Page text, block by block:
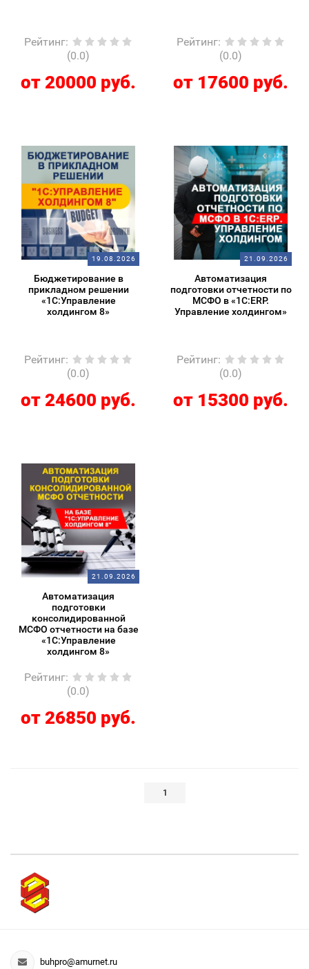
Рейтинг:
(0.0)
от 20000 руб.
Рейтинг:
(0.0)
от 17600 руб.
19.08.2026
Бюджетирование в
прикладном решении
«1С:Управление
холдингом 8»
Рейтинг:
(0.0)
от 24600 руб.
21.09.2026
Автоматизация
подготовки отчетности по
МСФО в «1С:ERP.
Управление холдингом»
Рейтинг:
(0.0)
от 15300 руб.
21.09.2026
Автоматизация
подготовки
консолидированной
МСФО отчетности на базе
«1С:Управление
холдингом 8»
Рейтинг:
(0.0)
от 26850 руб.
1
buhpro@amurnet.ru